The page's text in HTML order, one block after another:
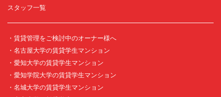
スタッフ一覧
・賃貸管理をご検討中のオーナー様へ
・名古屋大学の賃貸学生マンション
・愛知大学の賃貸学生マンション
・愛知学院大学の賃貸学生マンション
・名城大学の賃貸学生マンション